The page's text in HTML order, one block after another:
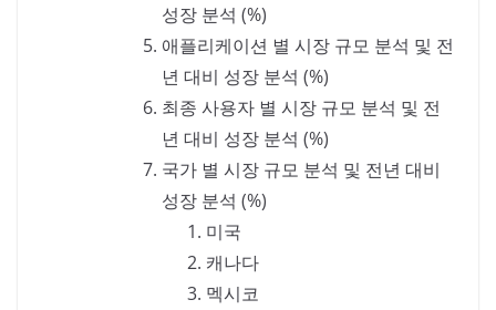
성장 분석 (%)
애플리케이션 별 시장 규모 분석 및 전
년 대비 성장 분석 (%)
최종 사용자 별 시장 규모 분석 및 전
년 대비 성장 분석 (%)
국가 별 시장 규모 분석 및 전년 대비
성장 분석 (%)
미국
캐나다
멕시코